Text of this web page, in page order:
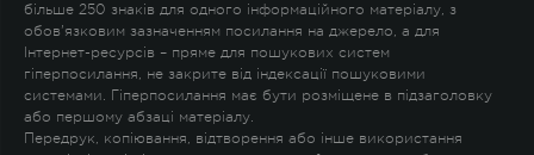
більше 250 знаків для одного інформаційного матеріалу, з
обов'язковим зазначенням посилання на джерело, а для
Інтернет-ресурсів – пряме для пошукових систем
гіперпосилання, не закрите від індексації пошуковими
системами. Гіперпосилання має бути розміщене в підзаголовку
або першому абзаці матеріалу.
Передрук, копіювання, відтворення або інше використання